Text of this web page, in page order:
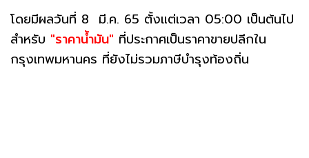
โดยมีผลวันที่ 8 มี.ค. 65 ตั้งแต่เวลา 05:00 เป็นต้นไป
สำหรับ "ราคาน้ำมัน" ที่ประกาศเป็นราคาขายปลีกใน
กรุงเทพมหานคร ที่ยังไม่รวมภาษีบำรุงท้องถิ่น